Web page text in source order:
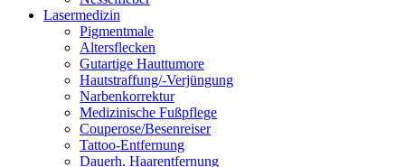
Lasermedizin
Pigmentmale
Altersflecken
Gutartige Hauttumore
Hautstraffung/-Verjüngung
Narbenkorrektur
Medizinische Fußpflege
Couperose/Besenreiser
Tattoo-Entfernung
Dauerh. Haarentfernung